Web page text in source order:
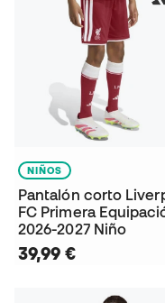
NIÑOS
Pantalón corto
FC Primera
2026-2027 Niño
39,99 €